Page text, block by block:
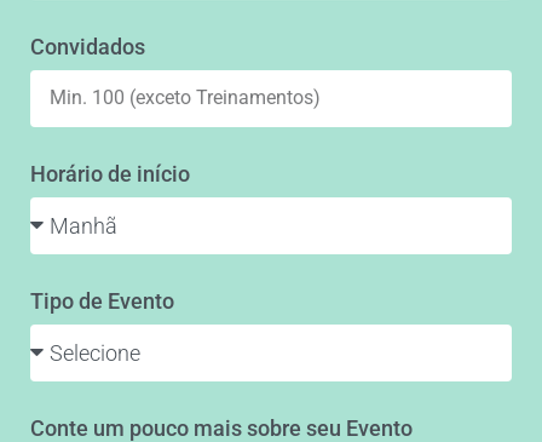
Convidados
Horário de início
Tipo de Evento
Conte um pouco mais sobre seu Evento